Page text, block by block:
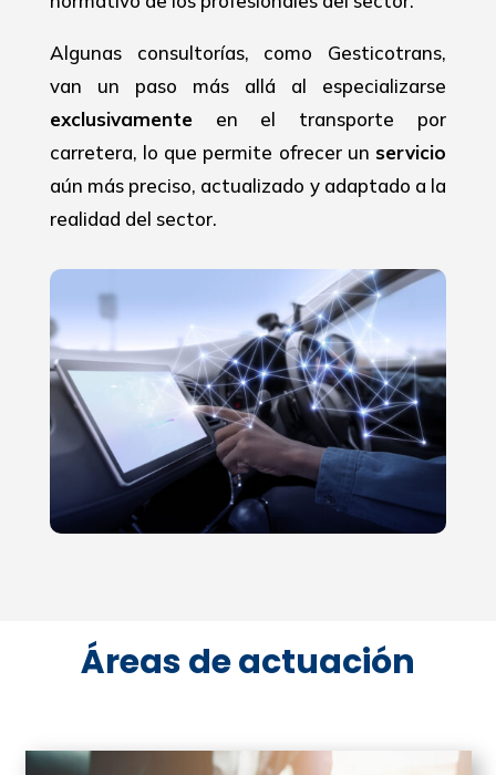
Algunas consultorías, como Gesticotrans,
van un paso más allá al especializarse
exclusivamenteen el transporte por
carretera, lo que permite ofrecer unservicio
aún más preciso, actualizado y adaptado a la
realidad del sector.
Áreas de actuación